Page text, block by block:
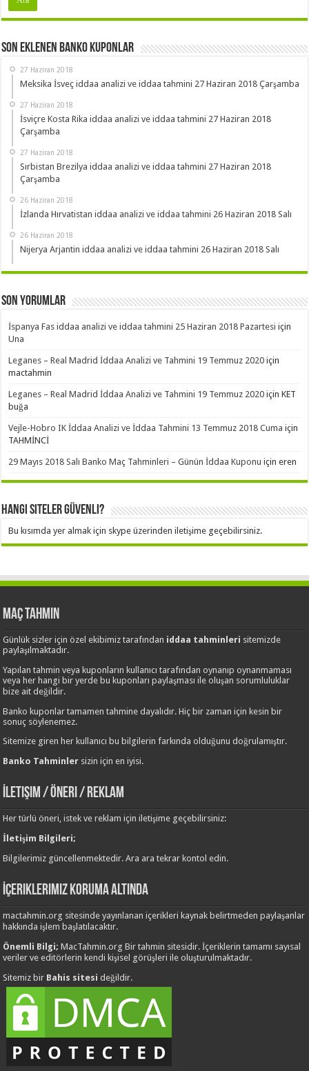
Son Eklenen Banko Kuponlar
27 Haziran 2018
Meksika İsveç iddaa analizi ve iddaa tahmini 27 Haziran 2018 Çarşamba
27 Haziran 2018
İsviçre Kosta Rika iddaa analizi ve iddaa tahmini 27 Haziran 2018
Çarşamba
27 Haziran 2018
Sırbistan Brezilya iddaa analizi ve iddaa tahmini 27 Haziran 2018
Çarşamba
26 Haziran 2018
İzlanda Hırvatistan iddaa analizi ve iddaa tahmini 26 Haziran 2018 Salı
26 Haziran 2018
Nijerya Arjantin iddaa analizi ve iddaa tahmini 26 Haziran 2018 Salı
Son Yorumlar
İspanya Fas iddaa analizi ve iddaa tahmini 25 Haziran 2018 Pazartesi için
Una
Leganes – Real Madrid İddaa Analizi ve Tahmini 19 Temmuz 2020 için
mactahmin
Leganes – Real Madrid İddaa Analizi ve Tahmini 19 Temmuz 2020 içinKET
buğa
Vejle-Hobro IK İddaa Analizi ve İddaa Tahmini 13 Temmuz 2018 Cuma için
TAHMİNCİ
29 Mayıs 2018 Salı Banko Maç Tahminleri – Günün İddaa Kuponu içineren
Hangi Siteler Güvenli?
Bu kısımda yer almak için skype üzerinden iletişime geçebilirsiniz.
Maç Tahmin
Günlük sizler için özel ekibimiz tarafından iddaa tahminleri sitemizde
paylaşılmaktadır.
Yapılan tahmin veya kuponların kullanıcı tarafından oynanıp oynanmaması
veya her hangi bir yerde bu kuponları paylaşması ile oluşan sorumluluklar
bize ait değildir.
Banko kuponlar tamamen tahmine dayalıdır. Hiç bir zaman için kesin bir
sonuç söylenemez.
Sitemize giren her kullanıcı bu bilgilerin farkında olduğunu doğrulamıştır.
Banko Tahminler sizin için en iyisi.
İletişim / Öneri / Reklam
Her türlü öneri, istek ve reklam için iletişime geçebilirsiniz:
İletişim Bilgileri;
Bilgilerimiz güncellenmektedir. Ara ara tekrar kontol edin.
İçeriklerimiz Koruma Altında
mactahmin.org sitesinde yayınlanan içerikleri kaynak belirtmeden paylaşanlar
hakkında işlem başlatılacaktır.
Önemli Bilgi;MacTahmin.org Bir tahmin sitesidir. İçeriklerin tamamı sayısal
veriler ve editörlerin kendi kişisel görüşleri ile oluşturulmaktadır.
Sitemiz bir Bahis sitesi değildir.